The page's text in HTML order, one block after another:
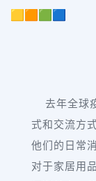
🟨🟧🟩🟦
去年全球
式和交流方
他们的日常
对于家居用